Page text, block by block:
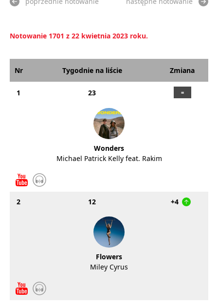
Notowanie 1701 z 22 kwietnia 2023 roku.
Nr Tygodnie na liście Zmiana
1 23
Wonders
Michael Patrick Kelly feat. Rakim
2 12 +4
Flowers
Miley Cyrus